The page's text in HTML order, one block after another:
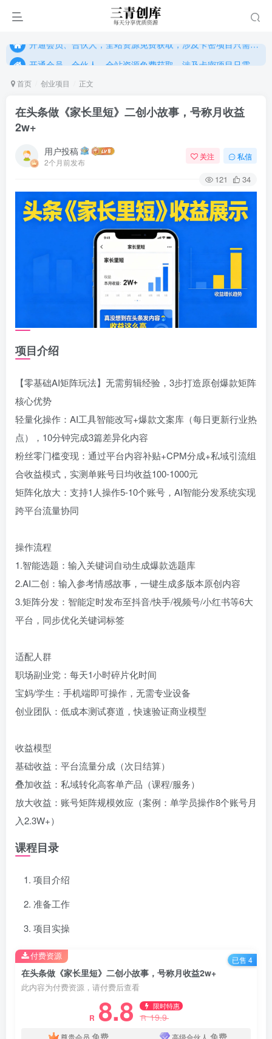
开通会员、合伙人，全站资源免费获取，涉及卡密项目只需单独购卡密（位置：网站右下悬浮按钮）
首页 创业项目 正文
在头条做《家长里短》二创小故事，号称月收益
2w+
用户投稿
2个月前发布
关注 私信
121 34
项目介绍
【零基础AI矩阵玩法】无需剪辑经验，3步打造原创爆款矩阵
核心优势
轻量化操作：AI工具智能改写+爆款文案库（每日更新行业热
点），10分钟完成3篇差异化内容
粉丝零门槛变现：通过平台内容补贴+CPM分成+私域引流组
合收益模式，实测单账号日均收益100-1000元
矩阵化放大：支持1人操作5-10个账号，AI智能分发系统实现
跨平台流量协同
操作流程
1.智能选题：输入关键词自动生成爆款选题库
2.AI二创：输入参考情感故事，一键生成多版本原创内容
3.矩阵分发：智能定时发布至抖音/快手/视频号/小红书等6大
平台，同步优化关键词标签
适配人群
职场副业党：每天1小时碎片化时间
宝妈/学生：手机端即可操作，无需专业设备
创业团队：低成本测试赛道，快速验证商业模型
收益模型
基础收益：平台流量分成（次日结算）
叠加收益：私域转化高客单产品（课程/服务）
放大收益：账号矩阵规模效应（案例：单学员操作8个账号月
入2.3W+）
课程目录
项目介绍
准备工作
项目实操
在头条做《家长里短》二创小故事，号称月收益2w+
此内容为付费资源，请付费后查看
R 8.8 限时特惠
R19.9
免费 免费
付费资源 已售 4